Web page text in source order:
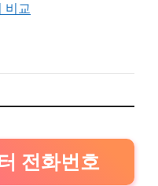
비교
전화번호